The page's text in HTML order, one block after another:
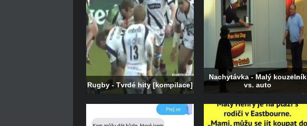
Rugby - Tvrdé hity [kompilace]
Nachytávka - Malý kouzelník
vs. auto